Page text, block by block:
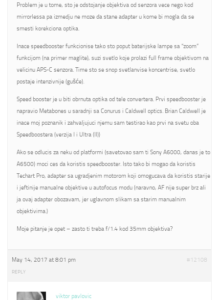
Problem je u tome, sto je odstojanje objektiva od senzora vece nego kod
mirrorlessa pa izmedju ne moze da stane adapter u kome bi mogla da se
smesti korekciona optika.
Inace speedbooster funkcionise tako sto poput baterijske lampe sa “zoom”
funkcijom (na primer maglite), suzi svetlo koje prolazi full frame objektivom na
velicinu APS-C senzora. Time sto se snop svetlanvise koncentrise, svetlo
postaje intenzivnije (gušće).
Speed booster je u biti obrnuta optika od tele convertera. Prvi speedbooster je
napravio Metabones u saradnji sa Conurus i Caldwell optics. Brian Caldwell je
inace moj poznanik i zahvaljujuci njemu sam testirao kao prvi na svetu oba
Speedboostera (verzija I i Ultra (II))
Ako se odlucis za neku od platformi (savetovao sam ti Sony A6000, danas je to
A6500) moci ces da koristis speedbooster. Isto tako bi mogao da koristis
Techart Pro, adapter sa ugradjenim motorom koji omogucava da koristis starije
i jeftinije manualne objektive u autofocus modu (naravno, AF nije super brz ali
ja ovaj adapter obozavam, jer uglavnom slikam sa starim manualnim
objektivima.)
Moje pitanje je opet – zasto ti treba f/1.4 kod 35mm objektiva?
May 14, 2017 at 8:01 pm #12108
REPLY
viktor pavlovic